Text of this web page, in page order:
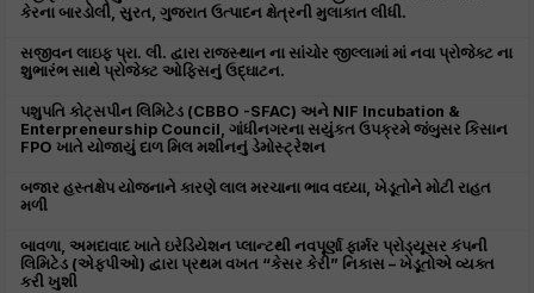
કેરના બારડોલી, સુરત, ગુજરાત ઉત્પાદન ક્ષેત્રની મુલાકાત લીધી.
સજીવન લાઇફ પ્રા. લી. દ્વારા રાજસ્થાન ના સાંચોર જીલ્લામાં માં નવા પ્રોજેક્ટ ના
શુભારંભ સાથે પ્રોજેક્ટ ઓફિસનું ઉદ્ઘાટન.
પશુપતિ કોટ્સપીન લિમિટેડ (CBBO -SFAC) અને NIF Incubation &
Enterpreneurship Council, ગાંધીનગરના સયુંકત ઉપક્રમે જંબુસર કિસાન
FPO ખાતે યોજાયું દાળ મિલ મશીનનું ડેમોસ્ટ્રેશન
બજાર હસ્તક્ષેપ યોજનાને કારણે લાલ મરચાના ભાવ વધ્યા, ખેડૂતોને મોટી રાહત
મળી
બાવળા, અમદાવાદ ખાતે ઇરેડિયેશન પ્લાન્ટથી નવપૂર્ણા ફાર્મર પ્રોડ્યૂસર કંપની
લિમિટેડ (એફપીઓ) દ્વારા પ્રથમ વખત “કેસર કેરી” નિકાસ – ખેડૂતોએ વ્યક્ત
કરી ખુશી